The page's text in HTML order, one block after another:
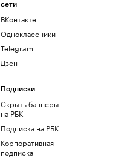
сети
ВКонтакте
Одноклассники
Telegram
Дзен
Подписки
Скрыть баннеры
на РБК
Подписка на РБК
Корпоративная
подписка